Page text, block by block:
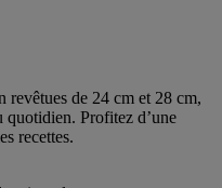
revêtues de 24 cm et 28 cm,
quotidien. Profitez d’une
recettes.